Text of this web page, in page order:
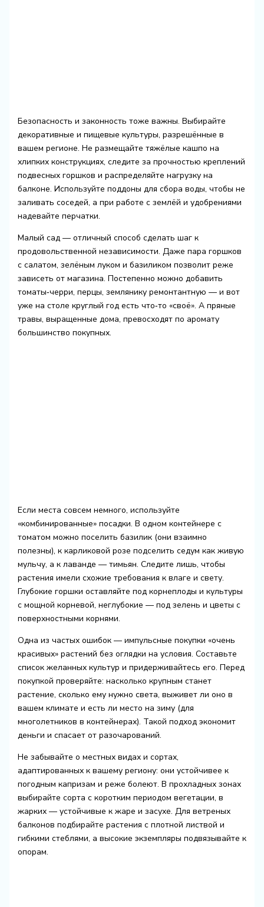
Безопасность и законность тоже важны. Выбирайте
декоративные и пищевые культуры, разрешённые в
вашем регионе. Не размещайте тяжёлые кашпо на
хлипких конструкциях, следите за прочностью креплений
подвесных горшков и распределяйте нагрузку на
балконе. Используйте поддоны для сбора воды, чтобы не
заливать соседей, а при работе с землёй и удобрениями
надевайте перчатки.
Малый сад — отличный способ сделать шаг к
продовольственной независимости. Даже пара горшков
с салатом, зелёным луком и базиликом позволит реже
зависеть от магазина. Постепенно можно добавить
томаты‑черри, перцы, землянику ремонтантную — и вот
уже на столе круглый год есть что‑то «своё». А пряные
травы, выращенные дома, превосходят по аромату
большинство покупных.
Если места совсем немного, используйте
«комбинированные» посадки. В одном контейнере с
томатом можно поселить базилик (они взаимно
полезны), к карликовой розе подселить седум как живую
мульчу, а к лаванде — тимьян. Следите лишь, чтобы
растения имели схожие требования к влаге и свету.
Глубокие горшки оставляйте под корнеплоды и культуры
с мощной корневой, неглубокие — под зелень и цветы с
поверхностными корнями.
Одна из частых ошибок — импульсные покупки «очень
красивых» растений без оглядки на условия. Составьте
список желанных культур и придерживайтесь его. Перед
покупкой проверяйте: насколько крупным станет
растение, сколько ему нужно света, выживет ли оно в
вашем климате и есть ли место на зиму (для
многолетников в контейнерах). Такой подход экономит
деньги и спасает от разочарований.
Не забывайте о местных видах и сортах,
адаптированных к вашему региону: они устойчивее к
погодным капризам и реже болеют. В прохладных зонах
выбирайте сорта с коротким периодом вегетации, в
жарких — устойчивые к жаре и засухе. Для ветреных
балконов подбирайте растения с плотной листвой и
гибкими стеблями, а высокие экземпляры подвязывайте к
опорам.